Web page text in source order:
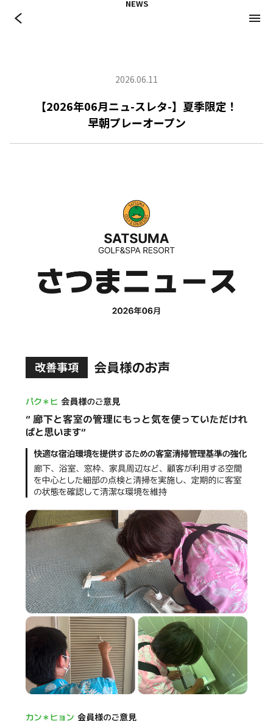
NEWS
2026年度クラブ競技日程(pdf)
2026.06.11
【2026年06月ニュ-スレタ-】夏季限定！​
早朝プレーオープン